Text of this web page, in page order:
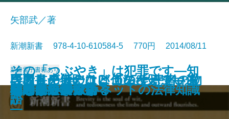
がん哲学外来へようこそ
情報の強者
10年後破綻する人、幸福な人
ほめると子どもはダメになる
医者と患者のコミュニケーション
論
患者さんに伝えたい医師の本心
段取りの“段”はどこの“段”？―住
まいの語源楽―
墓と葬式の見積りをとってみた
会話のきっかけ
60歳からの生き方再設計
矢部武／著
新潮新書 978-4-10-610584-5 770円 2014/08/11
新書電子書籍あり
余計な一言
その「つぶやき」は犯罪です―知
らないとマズいネットの法律知識
―
「ストーカー」は何を考えている
か
心を操る文章術
知的創造の作法
交通事故学
犯罪は予測できる
心づかいの技術
嘘の見抜き方
専門書が伝えない がんと患者の物
語